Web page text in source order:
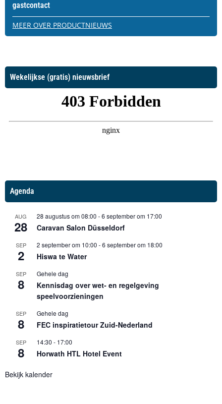
gastcontact
MEER OVER PRODUCTNIEUWS
Wekelijkse (gratis) nieuwsbrief
Agenda
AUG
28
28 augustus om 08:00 -6 september om 17:00
Caravan Salon Düsseldorf
SEP
2
2 september om 10:00 -6 september om 18:00
Hiswa te Water
SEP
8
Gehele dag
Kennisdag over wet- en regelgeving
speelvoorzieningen
SEP
8
Gehele dag
FEC inspiratietour Zuid-Nederland
SEP
8
14:30 - 17:00
Horwath HTL Hotel Event
Bekijk kalender